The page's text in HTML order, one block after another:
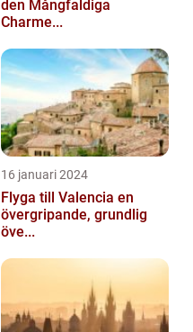
den Mångfaldiga
Charme...
16 januari 2024
Flyga till Valencia en
övergripande, grundlig
öve...